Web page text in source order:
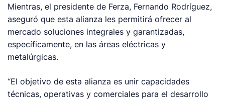
Mientras, el presidente de Ferza, Fernando Rodríguez,
aseguró que esta alianza les permitirá ofrecer al
mercado soluciones integrales y garantizadas,
específicamente, en las áreas eléctricas y
metalúrgicas.
“El objetivo de esta alianza es unir capacidades
técnicas, operativas y comerciales para el desarrollo